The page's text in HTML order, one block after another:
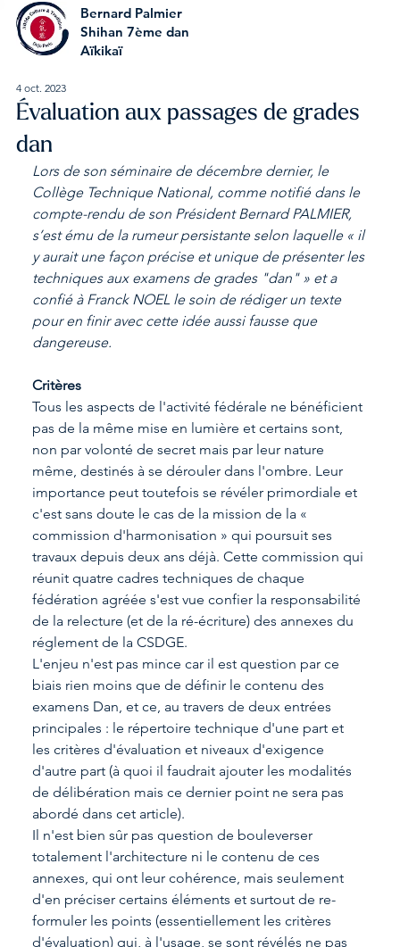
Bernard Palmier
Shihan 7ème dan
Aïkikaï
Évaluation aux passages de grades
dan
4 oct. 2023
Lors de son séminaire de décembre dernier, le
Collège Technique National, comme notifié dans le
compte-rendu de son Président Bernard PALMIER,
s’est ému de la rumeur persistante selon laquelle « il
y aurait une façon précise et unique de présenter les
techniques aux examens de grades "dan" » et a
confié à Franck NOEL le soin de rédiger un texte
pour en finir avec cette idée aussi fausse que
dangereuse.
Critères
Tous les aspects de l'activité fédérale ne bénéficient
pas de la même mise en lumière et certains sont,
non par volonté de secret mais par leur nature
même, destinés à se dérouler dans l'ombre. Leur
importance peut toutefois se révéler primordiale et
c'est sans doute le cas de la mission de la «
commission d'harmonisation » qui poursuit ses
travaux depuis deux ans déjà. Cette commission qui
réunit quatre cadres techniques de chaque
fédération agréée s'est vue confier la responsabilité
de la relecture (et de la ré-écriture) des annexes du
réglement de la CSDGE.
L'enjeu n'est pas mince car il est question par ce
biais rien moins que de définir le contenu des
examens Dan, et ce, au travers de deux entrées
principales : le répertoire technique d'une part et
les critères d'évaluation et niveaux d'exigence
d'autre part (à quoi il faudrait ajouter les modalités
de délibération mais ce dernier point ne sera pas
abordé dans cet article).
Il n'est bien sûr pas question de bouleverser
totalement l'architecture ni le contenu de ces
annexes, qui ont leur cohérence, mais seulement
d'en préciser certains éléments et surtout de re-
formuler les points (essentiellement les critères
d'évaluation) qui, à l'usage, se sont révélés ne pas